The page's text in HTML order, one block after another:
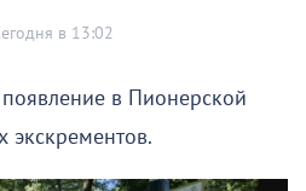
в 13:02
в Пионерской
экскрементов.